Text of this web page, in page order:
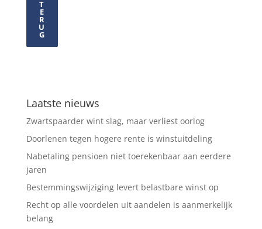
T
E
R
U
G
Laatste nieuws
Zwartspaarder wint slag, maar verliest oorlog
Doorlenen tegen hogere rente is winstuitdeling
Nabetaling pensioen niet toerekenbaar aan eerdere
jaren
Bestemmingswijziging levert belastbare winst op
Recht op alle voordelen uit aandelen is aanmerkelijk
belang